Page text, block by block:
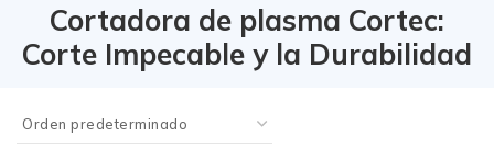
Cortadora de plasma Cortec:
Corte Impecable y la Durabilidad